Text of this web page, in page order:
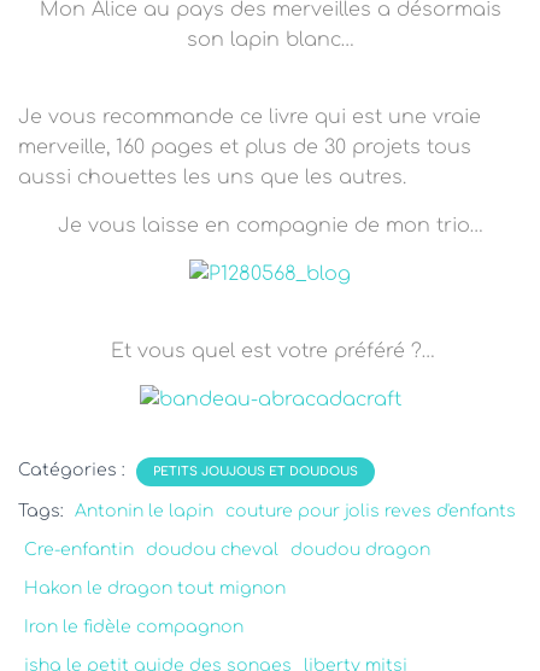
Mon Alice au pays des merveilles a désormais
son lapin blanc…
Je vous recommande ce livre qui est une vraie
merveille, 160 pages et plus de 30 projets tous
aussi chouettes les uns que les autres.
Je vous laisse en compagnie de mon trio…
Et vous quel est votre préféré ?…
Catégories : PETITS JOUJOUS ET DOUDOUS
Tags: Antonin le lapin couture pour jolis reves d'enfants
Cre-enfantin doudou cheval doudou dragon
Hakon le dragon tout mignon
Iron le fidèle compagnon
isha le petit guide des songes liberty mitsi